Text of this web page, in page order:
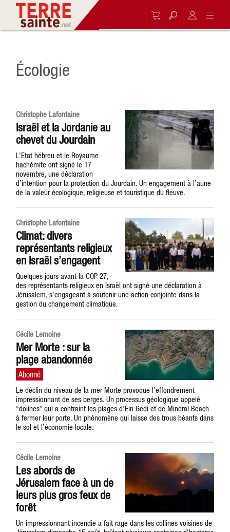
Écologie
Christophe Lafontaine
Israël et la Jordanie au
chevet du Jourdain
L’Etat hébreu et le Royaume
hachémite ont signé le 17
novembre, une déclaration
d’intention pour la protection du Jourdain. Un engagement à l’aune
de la valeur écologique, religieuse et touristique du fleuve.
Christophe Lafontaine
Climat: divers
représentants religieux
en Israël s’engagent
Quelques jours avant la COP 27,
des représentants religieux en Israël ont signé une déclaration à
Jérusalem, s’engageant à soutenir une action conjointe dans la
gestion du changement climatique.
Cécile Lemoine
Mer Morte : sur la
plage abandonnée
Le déclin du niveau de la mer Morte provoque l’effondrement
impressionnant de ses berges. Un processus géologique appelé
“dolines” qui a contraint les plages d’Ein Gedi et de Mineral Beach
à fermer leur porte. Un phénomène qui laisse des trous béants dans
le sol et l’économie locale.
Cécile Lemoine
Les abords de
Jérusalem face à un de
leurs plus gros feux de
forêt
Un impressionnant incendie a fait rage dans les collines voisines de